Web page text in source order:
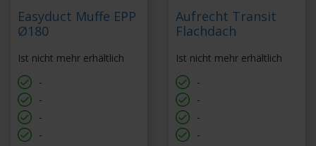
Easyduct Muffe EPP
Ø180
Ist nicht mehr erhältlich
-
-
-
-
Aufrecht Transit
Flachdach
Ist nicht mehr erhältlich
-
-
-
-